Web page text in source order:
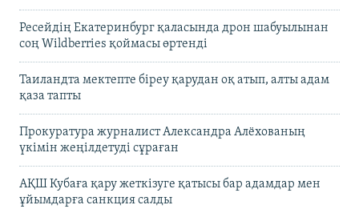
Ресейдің Екатеринбург қаласында дрон шабуылынан
соң Wildberries қоймасы өртенді
Таиландта мектепте біреу қарудан оқ атып, алты адам
қаза тапты
Прокуратура журналист Александра Алёхованың
үкімін жеңілдетуді сұраған
АҚШ Кубаға қару жеткізуге қатысы бар адамдар мен
ұйымдарға санкция салды